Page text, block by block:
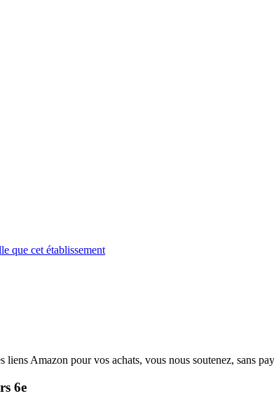
que cet établissement
liens Amazon pour vos achats, vous nous soutenez, sans
6e